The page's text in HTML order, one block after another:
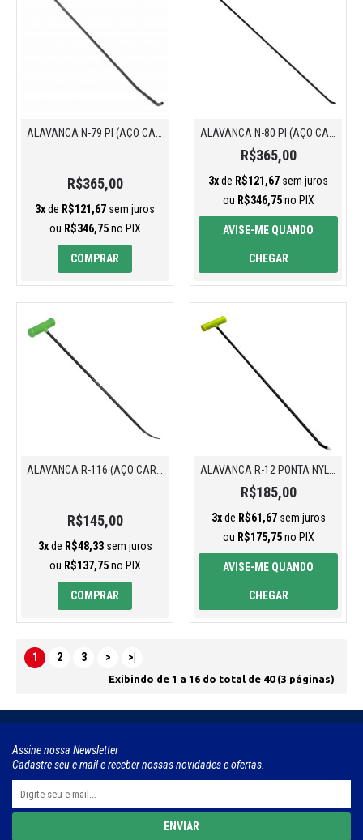
R$365,00
3xde R$121,67 sem juros
ou R$346,75no PIX
COMPRAR
R$365,00
3xde R$121,67 sem juros
ou R$346,75no PIX
AVISE-ME QUANDO
CHEGAR
R$145,00
3xde R$48,33sem juros
ou R$137,75no PIX
COMPRAR
R$185,00
3xde R$61,67sem juros
ou R$175,75no PIX
AVISE-ME QUANDO
CHEGAR
1 2 3 > >|
Exibindo de 1 a 16 do total de 40 (3 páginas)
Assine nossa Newsletter
Cadastre seu e-mail e receber nossas novidades e ofertas.
ENVIAR